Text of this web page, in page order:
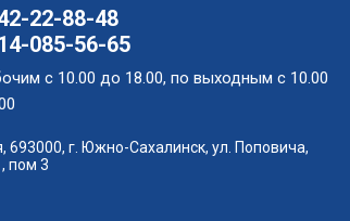
22-88-48
085-56-65
с 10.00 до 18.00, по выходным с 10.00
693000, г. Южно-Сахалинск, ул. Поповича,
пом 3